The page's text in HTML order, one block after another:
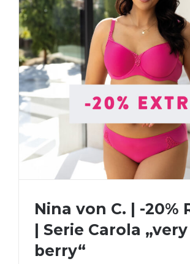
Nina von C. | -20%
| Serie Carola „very
berry“